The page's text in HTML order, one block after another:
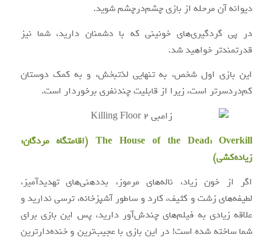
دیوانه آن مرحله از بازی چشم‌درچشم شوید.
در پی گردگیری‌های خونینی که با دشمنان دارید، شما نیز
قدرتمندتر خواهید شد.
این بازی اول شخص، به تنهایی لذتبخش، و به کمک دوستان
کم‌دردسرتر است، زیرا از قابلیت چندنفری برخوردار است.
The House of the Dead: Overkill (اقامتگاه مردگان:
زیاده‌کشی)
اگر از خون زیاد، ناله‌های مرموز، بددهنی‌های تهدیدآمیز،
لطیفه‌های زشت و کثیف، کارد و ساطور آشپزخانه، ترسی ندارید و
علاقه زیادی به فیلم‌های چندش‌آور دارید، پس این بازی برای
شما ساخته شده است! در این بازی با عجیب‌ترین و خنده‌دارترین